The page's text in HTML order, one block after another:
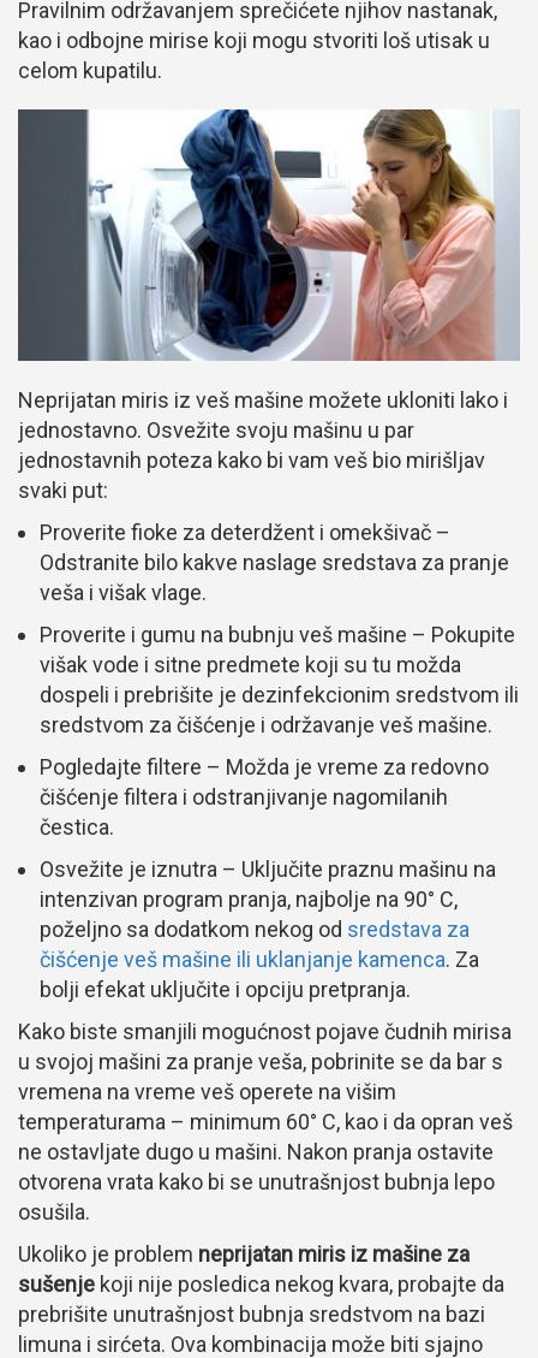
Pravilnim održavanjem sprečićete njihov nastanak,
kao i odbojne mirise koji mogu stvoriti loš utisak u
celom kupatilu.
Neprijatan miris iz veš mašine možete ukloniti lako i
jednostavno. Osvežite svoju mašinu u par
jednostavnih poteza kako bi vam veš bio mirišljav
svaki put:
Proverite fioke za deterdžent i omekšivač –
Odstranite bilo kakve naslage sredstava za pranje
veša i višak vlage.
Proverite i gumu na bubnju veš mašine – Pokupite
višak vode i sitne predmete koji su tu možda
dospeli i prebrišite je dezinfekcionim sredstvom ili
sredstvom za čišćenje i održavanje veš mašine.
Pogledajte filtere – Možda je vreme za redovno
čišćenje filtera i odstranjivanje nagomilanih
čestica.
Osvežite je iznutra – Uključite praznu mašinu na
intenzivan program pranja, najbolje na 90° C,
poželjno sa dodatkom nekog od sredstava za
čišćenje veš mašine ili uklanjanje kamenca. Za
bolji efekat uključite i opciju pretpranja.
Kako biste smanjili mogućnost pojave čudnih mirisa
u svojoj mašini za pranje veša, pobrinite se da bar s
vremena na vreme veš operete na višim
temperaturama – minimum 60° C, kao i da opran veš
ne ostavljate dugo u mašini. Nakon pranja ostavite
otvorena vrata kako bi se unutrašnjost bubnja lepo
osušila.
Ukoliko je problem neprijatan miris iz mašine za
sušenje koji nije posledica nekog kvara, probajte da
prebrišite unutrašnjost bubnja sredstvom na bazi
limuna i sirćeta. Ova kombinacija može biti sjajno